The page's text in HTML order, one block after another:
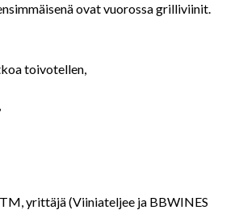
ovat vuorossa grilliviinit.
toivotellen,
yrittäjä (Viiniateljee ja BBWINES